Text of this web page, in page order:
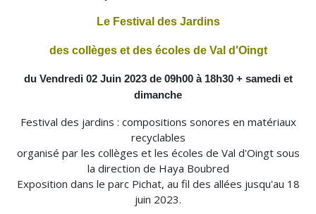
Le Festival des Jardins
des collèges et des écoles de Val d'Oingt
du Vendredi 02 Juin 2023 de 09h00 à 18h30 + samedi et
dimanche
Festival des jardins : compositions sonores en matériaux
recyclables
organisé par les collèges et les écoles de Val d'Oingt sous
la direction de Haya Boubred
Exposition dans le parc Pichat, au fil des allées jusqu'au 18
juin 2023.